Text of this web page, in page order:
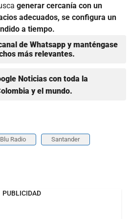
generar cercanía con un
adecuados, se configura un
a tiempo.
de Whatsapp y manténgase
más relevantes.
Noticias con toda la
y el mundo.
Blu Radio Santander
PUBLICIDAD